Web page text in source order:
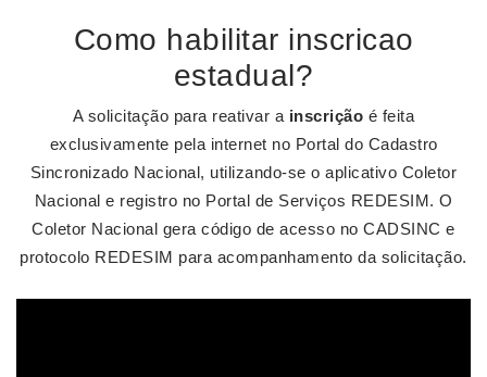
Como habilitar inscricao
estadual?
A solicitação para reativar a inscrição é feita
exclusivamente pela internet no Portal do Cadastro
Sincronizado Nacional, utilizando-se o aplicativo Coletor
Nacional e registro no Portal de Serviços REDESIM. O
Coletor Nacional gera código de acesso no CADSINC e
protocolo REDESIM para acompanhamento da solicitação.